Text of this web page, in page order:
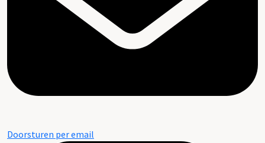
Doorsturen per email